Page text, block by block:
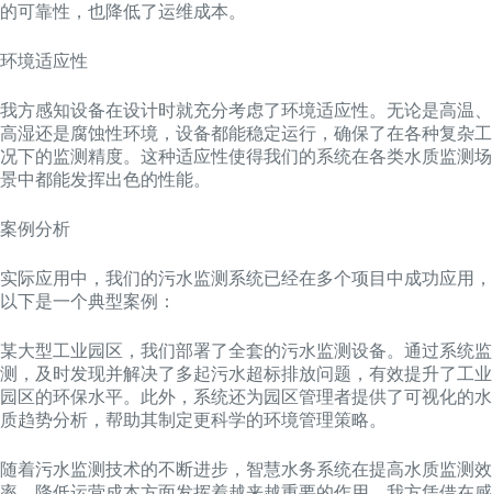
的可靠性，也降低了运维成本。
环境适应性
我方感知设备在设计时就充分考虑了环境适应性。无论是高温、
高湿还是腐蚀性环境，设备都能稳定运行，确保了在各种复杂工
况下的监测精度。这种适应性使得我们的系统在各类水质监测场
景中都能发挥出色的性能。
案例分析
实际应用中，我们的污水监测系统已经在多个项目中成功应用，
以下是一个典型案例：
某大型工业园区，我们部署了全套的污水监测设备。通过系统监
测，及时发现并解决了多起污水超标排放问题，有效提升了工业
园区的环保水平。此外，系统还为园区管理者提供了可视化的水
质趋势分析，帮助其制定更科学的环境管理策略。
随着污水监测技术的不断进步，智慧水务系统在提高水质监测效